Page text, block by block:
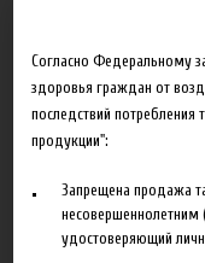
Блог
Ароматизаторы Xian
Новая линейка
Согласно Федеральному
здоровья граждан от
последствий потребления
продукции":
Запрещена продажа
несовершеннолетним
удостоверяющий